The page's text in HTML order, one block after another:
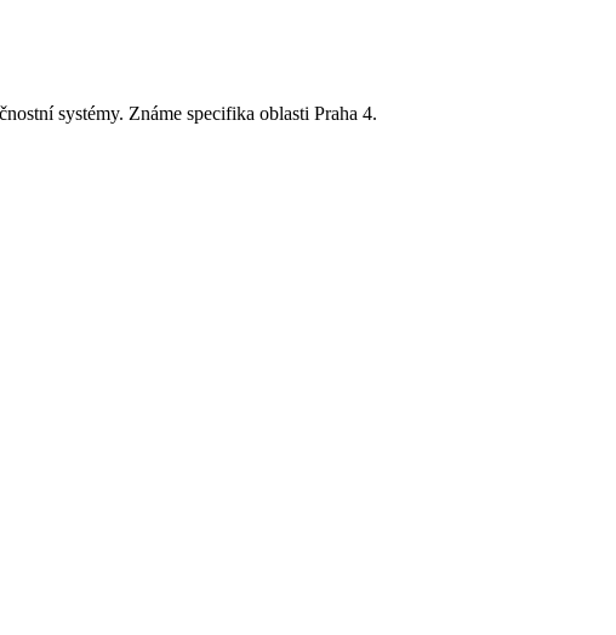
systémy. Známe specifika oblasti Praha 4.